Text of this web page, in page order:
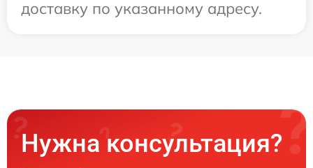
доставку по указанному адресу.
Нужна консультация?